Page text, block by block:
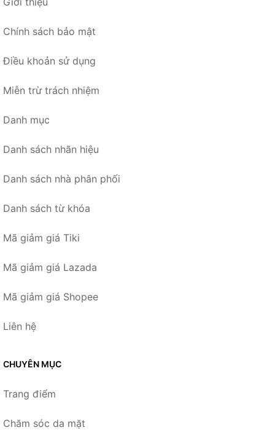
Chính sách bảo mật
Điều khoản sử dụng
Miễn trừ trách nhiệm
Danh mục
Danh sách nhãn hiệu
Danh sách nhà phân phối
Danh sách từ khóa
Mã giảm giá Tiki
Mã giảm giá Lazada
Mã giảm giá Shopee
Liên hệ
CHUYÊN MỤC
Trang điểm
Chăm sóc da mặt